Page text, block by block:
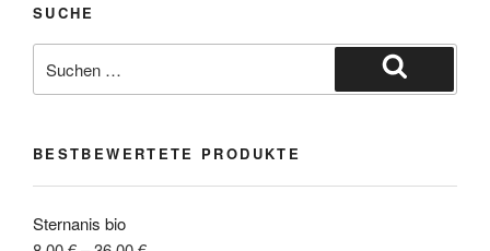
SUCHE
BESTBEWERTETE PRODUKTE
Sternanis bio